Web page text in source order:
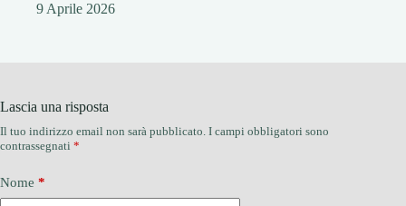
9 Aprile 2026
Lascia una risposta
Il tuo indirizzo email non sarà pubblicato. I campi obbligatori sono
contrassegnati *
Nome *